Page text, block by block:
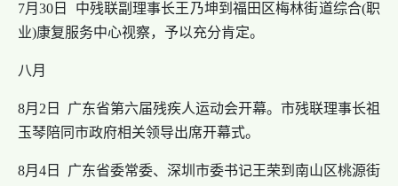
7月30日 中残联副理事长王乃坤到福田区梅林街道综合(职
业)康复服务中心视察，予以充分肯定。
八月
8月2日 广东省第六届残疾人运动会开幕。市残联理事长祖
玉琴陪同市政府相关领导出席开幕式。
8月4日 广东省委常委、深圳市委书记王荣到南山区桃源街